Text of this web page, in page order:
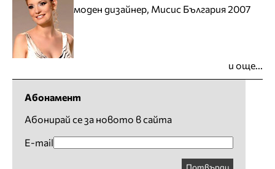
моден дизайнер, Мисис България 2007
и още...
Абонамент
Абонирай се за новото в сайта
E-mail
Потвърди